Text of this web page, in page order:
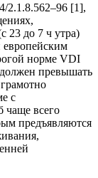
2.1.8.562–96 [1],
23 до 7 ч утра)
европейским
норме VDI
превышать
с
чаще всего
предъявляются